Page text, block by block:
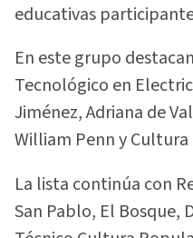
educativas
En este grupo
Tecnológico en
Jiménez, Adriana de
William Penn y
La lista continúa con
San Pablo, El Bosque,